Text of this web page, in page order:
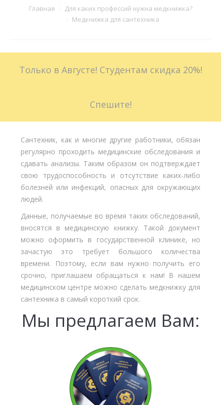
Больничные листы
Доставка
Вы здесь:Главная
Для каких профессий нужна медкнижка?
Медкнижка для сантехника
Только в Августе! Студентам скидка 20%!
Спешите!
Сантехник, как и многие другие работники, обязан
регулярно проходить медицинские обследования и
сдавать анализы. Таким образом он подтверждает
свою трудоспособность и отсутствие каких-либо
болезней или инфекций, опасных для окружающих
людей.
Данные, получаемые во время таких обследований,
вносятся в медицинскую книжку. Такой документ
можно оформить в государственной клинике, но
зачастую это требует большого количества
времени. Поэтому, если вам нужно получить его
срочно, приглашаем обращаться к нам! В нашем
медицинском центре можно сделать медкнижку для
сантехника в самый короткий срок.
Мы предлагаем Вам: